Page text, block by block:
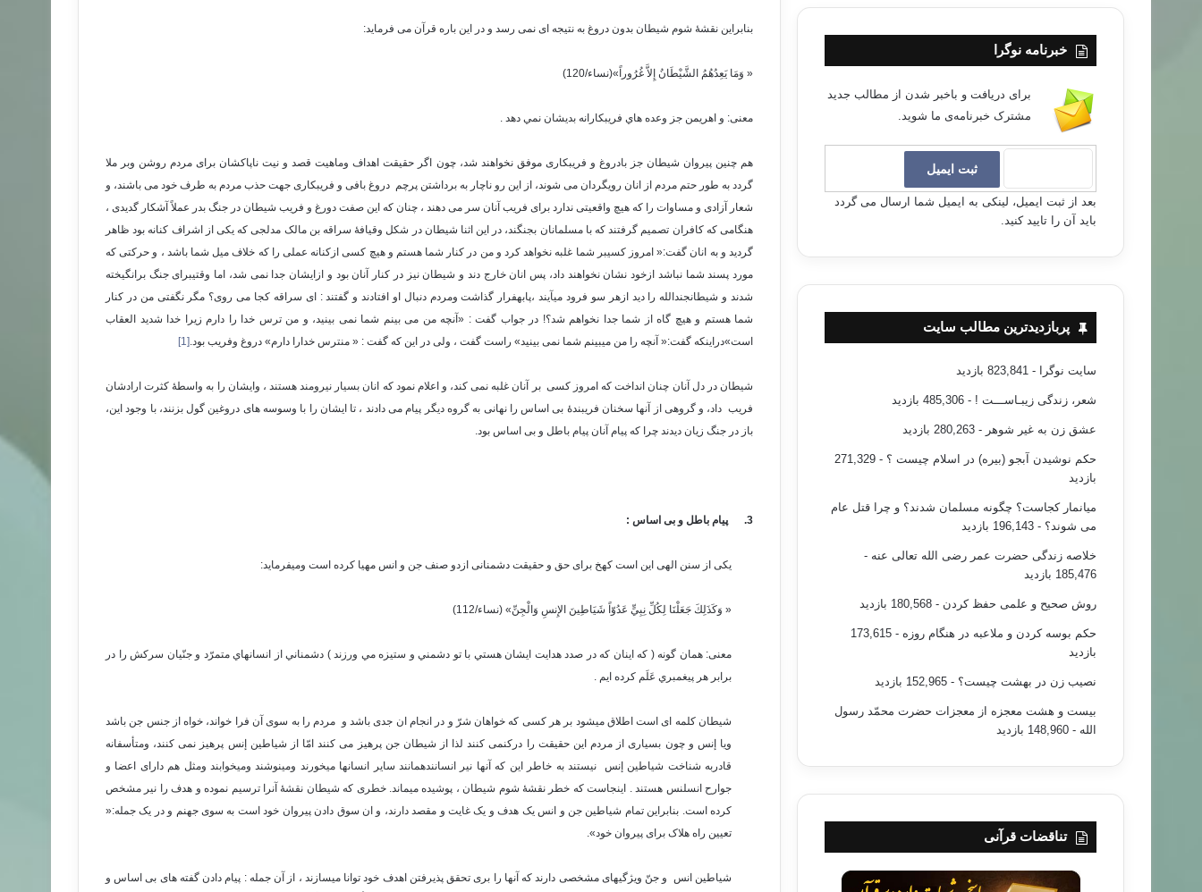
بنابراین نقشۀ شوم شیطان بدون دروغ به نتیجه ای نمی رسد و در این باره قرآن می فرماید:
« وَمَا يَعِدُهُمُ الشَّيْطَانُ إِلاَّ غُرُوراً»(نساء/120)
معنی: و اهريمن جز وعده هاي فريبكارانه بديشان نمي دهد .
هم چنین پیروان شیطان جز بادروغ و فریبکاری موفق نخواهند شد، چون اگر حقیقت اهداف وماهیت قصد و نیت ناپاکشان برای مردم روشن وبر ملا
گردد به طور حتم مردم از انان رویگردان می شوند، از این رو ناچار به برداشتن پرچم دروغ بافی و فریبکاری جهت حذب مردم به طرف خود می باشند، و
شعار آزادی و مساوات را که هیچ واقعیتی ندارد برای فریب آنان سر می دهند ، چنان که این صفت دورغ و فریب شیطان در جنگ بدر عملاً آشکار گدیدی ،
هنگامی که کافران تصمیم گرفتند که با مسلمانان بجنگند، در این اثنا شیطان در شکل وقیافۀ سراقه بن مالک مدلجی که یکی از اشراف کنانه بود ظاهر
گردید و به انان گفت:« امروز کسیبر شما غلبه نخواهد کرد و من در کنار شما هستم و هیچ کسی ازکنانه عملی را که خلاف میل شما باشد ، و حرکتی که
مورد پسند شما نباشد ازخود نشان نخواهند داد، پس انان خارج دند و شیطان نیز در کنار آنان بود و ازایشان جدا نمی شد، اما وقتیبرای جنگ برانگیخته
شدند و شیطانجندالله را دید ازهر سو فرود میآیند ،پابهفرار گذاشت ومردم دنبال او افتادند و گفتند : ای سراقه کجا می روی؟ مگر نگفتی من در کنار
شما هستم و هیچ گاه از شما جدا نخواهم شد؟! در جواب گفت : «آنچه من می بینم شما نمی بینید، و من ترس خدا را دارم زیرا خدا شدید العقاب
است»دراینکه گفت:« آنچه را من میبینم شما نمی بینید» راست گفت ، ولی در این که گفت : « منترس خدارا دارم» دروغ وفریب بود.[1]
شیطان در دل آنان چنان انداخت که امروز کسی بر آنان غلبه نمی کند، و اعلام نمود که انان بسیار نیرومند هستند ، وایشان را به واسطۀ کثرت ارادشان
فریب داد، و گروهی از آنها سخنان فریبندۀ بی اساس را نهانی به گروه دیگر پیام می دادند ، تا ایشان را با وسوسه های دروغین گول بزنند، با وجود این،
باز در جنگ زیان دیدند چرا که پیام آنان پیام باطل و بی اساس بود.
3. پیام باطل و بی اساس :
یکی از سنن الهی این است کهخ برای حق و حقیقت دشمنانی ازدو صنف جن و انس مهیا کرده است ومیفرماید:
« وَكَذَلِكَ جَعَلْنَا لِكُلِّ نِبِيٍّ عَدُوّاً شَيَاطِينَ الإِنسِ وَالْجِنِّ» (نساء/112)
معنی: همان گونه ( كه اينان كه در صدد هدايت ايشان هستي با تو دشمني و ستيزه مي ورزند ) دشمناني از انسانهاي متمرّد و جنّيان سركش را در
برابر هر پيغمبري عَلَم كرده ايم .
شیطان کلمه ای است اطلاق میشود بر هر کسی که خواهان شرّ و در انجام ان جدی باشد و مردم را به سوی آن فرا خواند، خواه از جنس جن باشد
ویا إنس و چون بسیاری از مردم این حقیقت را درکنمی کنند لذا از شیطان جن پرهیز می کنند امّا از شیاطین إنس پرهیز نمی کنند، ومتأسفانه
قادربه شناخت شیاطین إنس نیستند به خاطر این که آنها نیر انسانندهمانند سایر انسانها میخورند ومینوشند ومیخوابند ومثل هم دارای اعضا و
جوارح انسلنس هستند . اینجاست که خطر نقشۀ شوم شیطان ، پوشیده میماند. خطری که شیطان نقشۀ آنرا ترسیم نموده و هدف را نیر مشخص
کرده است. بنابراین تمام شیاطین جن و انس یک هدف و یک غایت و مقصد دارند، و ان سوق دادن پیروان خود است به سوی جهنم و در یک جمله:«
تعیین راه هلاک برای پیروان خود».
شیاطین انس و جنّ ویژگیهای مشخصی دارند که آنها را بری تحقق پذیرفتن اهدف خود توانا میسازند ، از آن جمله : پیام دادن گفته های بی اساس و
خبرنامه نوگرا
برای دریافت و باخبر شدن از مطالب جدید
مشترک خبرنامه‌ی ما شوید.
بعد از ثبت ایمیل، لینکی به ایمیل شما ارسال می گردد
باید آن را تایید کنید.
پربازدیدترین مطالب سایت
سایت نوگرا - 823,841 بازدید
شعر، زندگی زیبـاســـت ! - 485,306 بازدید
عشق زن به غیر شوهر - 280,263 بازدید
حکم نوشیدن آبجو (بیره) در اسلام چیست ؟
- 271,329
بازدید
میانمار کجاست؟ چگونه مسلمان شدند؟ و چرا قتل عام
می شوند؟ - 196,143 بازدید
خلاصه زندگی حضرت عمر رضی الله تعالی عنه -
185,476 بازدید
روش صحیح و علمی حفظ کردن - 180,568 بازدید
حکم بوسه کردن و ملاعبه در هنگام روزه
- 173,615
بازدید
نصیب زن در بهشت چیست؟ - 152,965 بازدید
بیست و هشت معجزه از معجزات حضرت محمّد رسول
الله - 148,960 بازدید
تناقضات قرآنی